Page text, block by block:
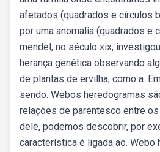
afetados (quadrados e círculos
por uma anomalia (quadrados e
mendel, no século xix,
herança genética observando
de plantas de ervilha, como a.
sendo. Webos heredogramas
relações de parentesco entre
dele, podemos descobrir, por
característica é ligada ao. Webo